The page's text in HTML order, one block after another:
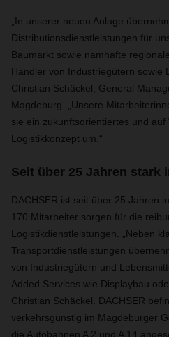
„In unserer neuen Anlage
Distributionsdienstleistungen für
Baumarkt sowie namhafte
Händler von Industriegütern sowie
Christian Schäckel, General
Magdeburg. „Unsere
sie ein zukunftsorientiertes und auf
Logistikkonzept um.“
Seit über 25 Jahren stark
DACHSER ist seit über 25 Jahren
170 Mitarbeiter sorgen für die
Logistikdienstleistungen. „Neben
Transportdienstleistungen
von Industriegütern und
Added Services wie Displaybau
Christian Schäckel. DACHSER
verkehrsgünstig im Magdeburger
die Autobahnen A 2 und A 14